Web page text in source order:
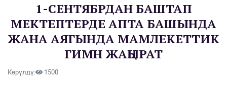
1-СЕНТЯБРДАН БАШТАП
МЕКТЕПТЕРДЕ АПТА БАШЫНДА
ЖАНА АЯГЫНДА МАМЛЕКЕТТИК
ГИМН ЖАҢЫРАТ
Көрүлдү: 1500